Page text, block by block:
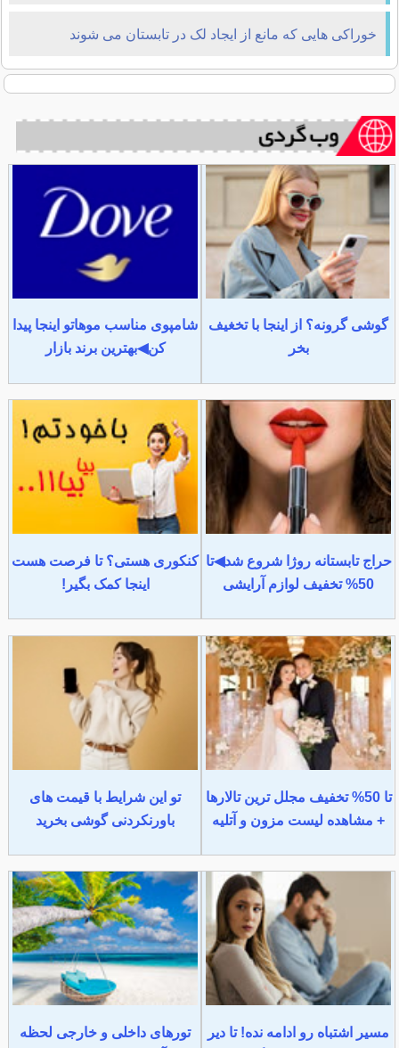
خوراکی هایی که مانع از ایجاد لک در تابستان می شوند
گوشی گرونه؟ از اینجا با تخغیف
بخر
شامپوی مناسب موهاتو اینجا پیدا
کن◀بهترین برند بازار
حراج تابستانه روژا شروع شد◀تا
50% تخفیف لوازم آرایشی
کنکوری هستی؟ تا فرصت هست
اینجا کمک بگیر!
تا 50% تخفیف مجلل ترین تالارها
+ مشاهده لیست مزون و آتلیه
تو این شرایط با قیمت های
باورنکردنی گوشی بخرید
مسیر اشتباه رو ادامه نده! تا دیر تورهای داخلی و خارجی لحظه